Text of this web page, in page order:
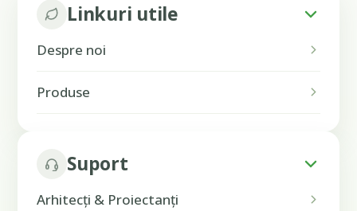
Linkuri utile
Despre noi
Produse
Suport
Arhitecți & Proiectanți